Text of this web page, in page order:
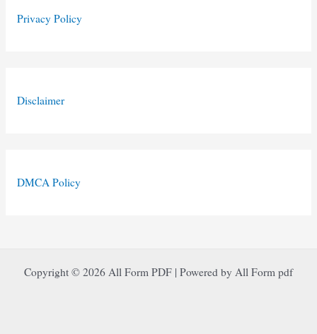
Privacy Policy
Disclaimer
DMCA Policy
Copyright © 2026 All Form PDF | Powered by All Form pdf